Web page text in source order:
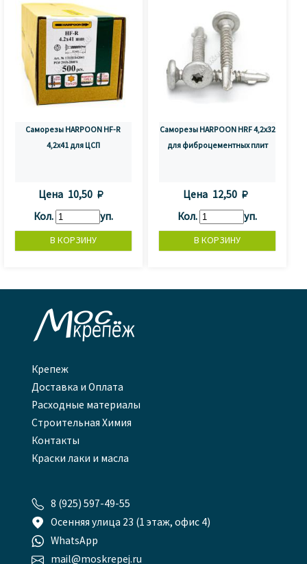
Саморезы HARPOON HF-R
4,2x41 для ЦСП
Цена 10,50 
Кол.
уп.
Саморезы HARPOON HRF 4,2х32
для фиброцементных плит
Цена 12,50 
Кол.
уп.

Крепеж
Доставка и Оплата
Расходные материалы
Строительная Химия
Контакты
Краски лаки и масла
 8 (925) 597-49-55
 Осенняя улица 23 (1 этаж, офис 4)
 WhatsApp
 mail@moskrepej.ru